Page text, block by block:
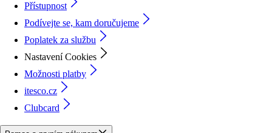
Přístupnost
Podívejte se, kam doručujeme
Poplatek za službu
Nastavení Cookies
Možnosti platby
itesco.cz
Clubcard